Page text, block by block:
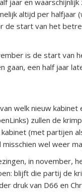
altijd per halfjaar
de start van het
is de start van
een half jaar
welk nieuw kabinet
zullen de
(met partijen
wel weer
in november,
blijft die partij de
druk van D66 en